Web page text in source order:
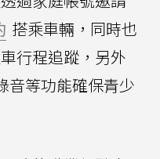
搭乘車輛，同時也
行程追蹤，另外
音等功能確保青少